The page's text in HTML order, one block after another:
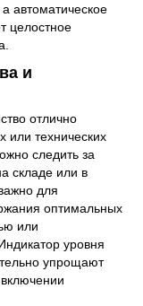
автоматическое
целостное
и
отлично
или технических
следить за
складе или в
для
оптимальных
или
уровня
упрощают